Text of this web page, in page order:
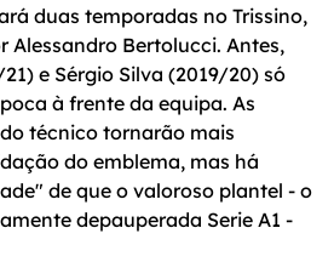
duas temporadas no Trissino,
Alessandro Bertolucci. Antes,
e Sérgio Silva (2019/20) só
à frente da equipa. As
técnico tornarão mais
do emblema, mas há
de que o valoroso plantel - o
depauperada Serie A1 -